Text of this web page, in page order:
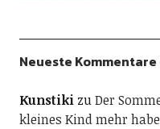
Neueste Kommentare
KunstikizuDer
kleines Kind mehr habe